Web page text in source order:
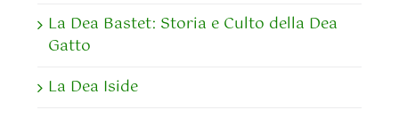
La Dea Bastet: Storia e Culto della Dea
Gatto
La Dea Iside